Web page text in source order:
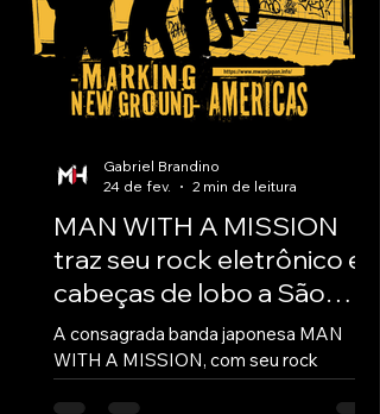
mais grandiosos ao reunir também os
atuais integrantes Alírio
MAN WITH A MISSION
traz seu rock eletrônico e
cabeças de lobo a São
Paulo
A consagrada banda japonesa MAN
WITH A MISSION, com seu rock
eletrônico que faz shows com cabeças
Gabriel Brandino
24 de fev.
2 min de leitura